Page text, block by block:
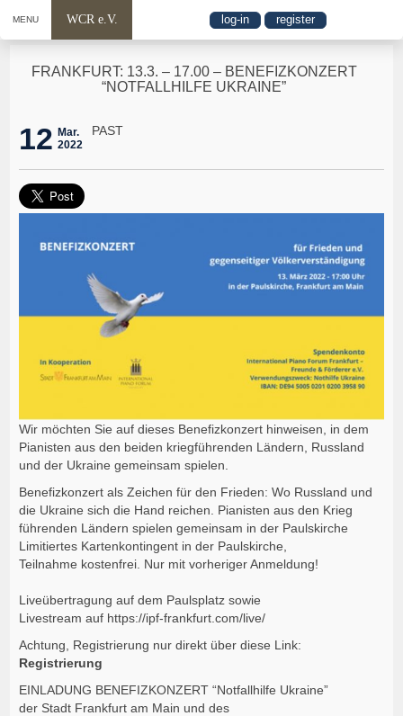
MENU WCR e.V. log-in register
FRANKFURT: 13.3. – 17.00 – BENEFIZKONZERT
“NOTFALLHILFE UKRAINE”
12 Mar.
2022
PAST
Wir möchten Sie auf dieses Benefizkonzert hinweisen, in dem
Pianisten aus den beiden kriegführenden Ländern, Russland
und der Ukraine gemeinsam spielen.
Benefizkonzert als Zeichen für den Frieden: Wo Russland und
die Ukraine sich die Hand reichen. Pianisten aus den Krieg
führenden Ländern spielen gemeinsam in der Paulskirche
Limitiertes Kartenkontingent in der Paulskirche,
Teilnahme kostenfrei. Nur mit vorheriger Anmeldung!
Liveübertragung auf dem Paulsplatz sowie
Livestream auf https://ipf-frankfurt.com/live/
Achtung, Registrierung nur direkt über diese Link:
Registrierung
EINLADUNG BENEFIZKONZERT “Notfallhilfe Ukraine”
der Stadt Frankfurt am Main und des